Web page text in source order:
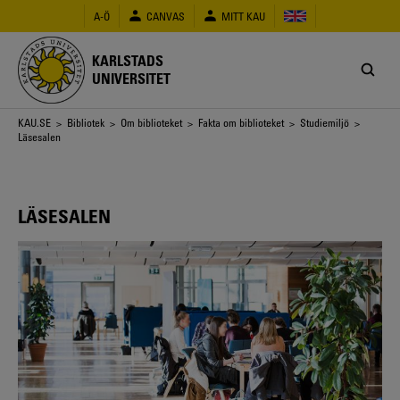
huvudinnehåll
A-Ö CANVAS MITT KAU
KARLSTADS
UNIVERSITET
Länkstig
KAU.SE > Bibliotek > Om biblioteket > Fakta om biblioteket > Studiemiljö >
Läsesalen
LÄSESALEN